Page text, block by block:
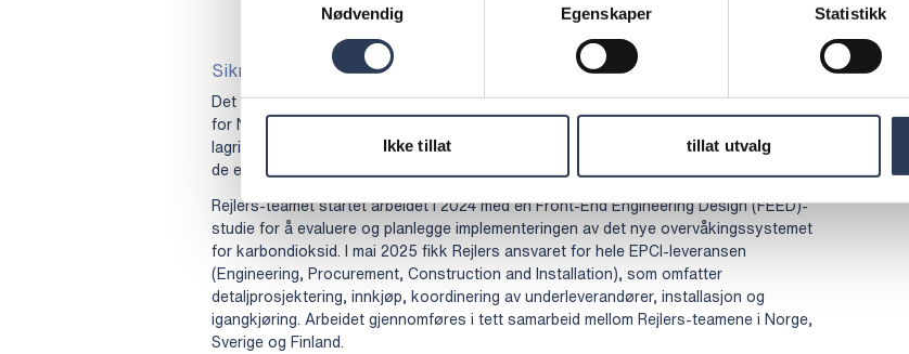
Nødvendig
Egenskaper Statistikk
Ikke tillat tillat utvalg
Sikre trygg lagring av karbondioksid
Det nye overvåkings- og filtreringssystemet for karbondioksid som Rejlers installerer
for Northern Lights Joint Venture skal sikre anleggets pålitelighet og muliggjøre trygg
lagring av karbondioksid. Rejlers har fått i oppdrag å integrere den valgte løsningen i
de eksisterende lagringsanleggene.
Rejlers-teamet startet arbeidet i 2024 med en Front-End Engineering Design (FEED)-
studie for å evaluere og planlegge implementeringen av det nye overvåkingssystemet
for karbondioksid. I mai 2025 fikk Rejlers ansvaret for hele EPCI-leveransen
(Engineering, Procurement, Construction and Installation), som omfatter
detaljprosjektering, innkjøp, koordinering av underleverandører, installasjon og
igangkjøring. Arbeidet gjennomføres i tett samarbeid mellom Rejlers-teamene i Norge,
Sverige og Finland.